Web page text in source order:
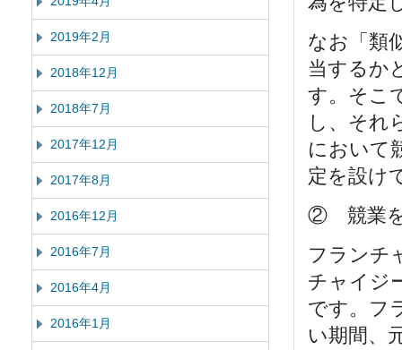
なお「類
当するか
す。そこ
し、それ
において
定を設け
② 競業を
フランチ
チャイジ
です。フ
い期間、
2019年2月
2018年12月
2018年7月
2017年12月
2017年8月
2016年12月
2016年7月
2016年4月
2016年1月